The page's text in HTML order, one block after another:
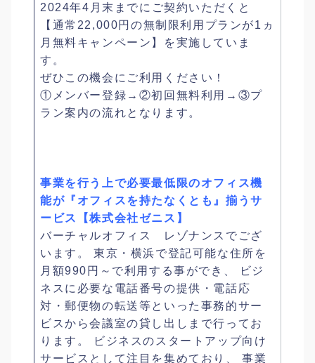
2024年4月末までにご契約いただくと
【通常22,000円の無制限利用プランが1ヵ
月無料キャンペーン】を実施していま
す。
ぜひこの機会にご利用ください！
①メンバー登録→②初回無料利用→③プ
ラン案内の流れとなります。
事業を行う上で必要最低限のオフィス機
能が『オフィスを持たなくとも』揃うサ
ービス【株式会社ゼニス】
バーチャルオフィス レゾナンスでござ
います。 東京・横浜で登記可能な住所を
月額990円～で利用する事ができ、 ビジ
ネスに必要な電話番号の提供・電話応
対・郵便物の転送等といった事務的サー
ビスから会議室の貸し出しまで行ってお
ります。 ビジネスのスタートアップ向け
サービスとして注目を集めており、 事業